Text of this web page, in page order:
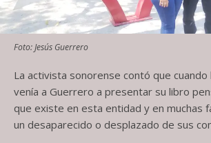
Foto: Jesús Guerrero
La activista sonorense contó que
venía a Guerrero a presentar su libro
que existe en esta entidad y en muchas
un desaparecido o desplazado de sus